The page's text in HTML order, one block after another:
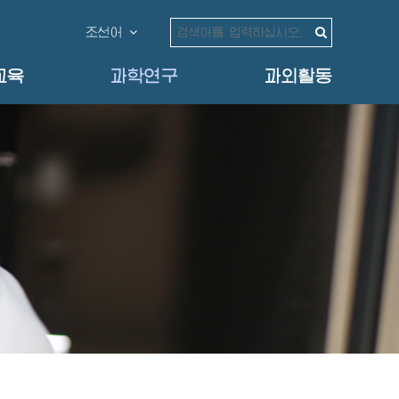
조선어
육 과학연구 과외활동